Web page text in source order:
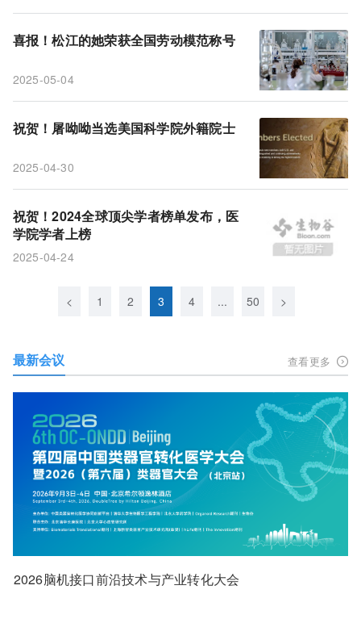
喜报！松江的她荣获全国劳动模范称号
2025-05-04
祝贺！屠呦呦当选美国科学院外籍院士
2025-04-30
祝贺！2024全球顶尖学者榜单发布，医
学院学者上榜
2025-04-24
< 1 2 3 4 ... 50 >
最新会议 查看更多
2026脑机接口前沿技术与产业转化大会